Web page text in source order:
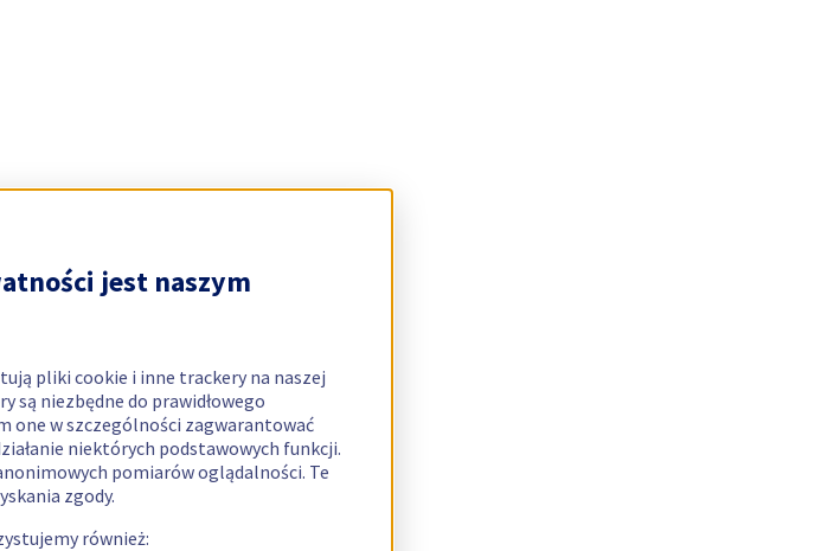
jest naszym
pliki cookie i inne trackery na naszej
niezbędne do prawidłowego
one w szczególności zagwarantować
niektórych podstawowych funkcji.
pomiarów oglądalności. Te
zgody.
również: